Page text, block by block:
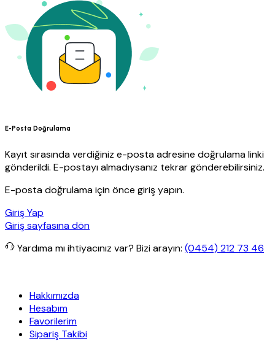
E-Posta Doğrulama
Kayıt sırasında verdiğiniz e-posta adresine doğrulama linki
gönderildi. E-postayı almadıysanız tekrar gönderebilirsiniz.
E-posta doğrulama için önce giriş yapın.
Giriş Yap
Giriş sayfasına dön
Yardıma mı ihtiyacınız var? Bizi arayın: (0454) 212 73 46
Hakkımızda
Hesabım
Favorilerim
Sipariş Takibi